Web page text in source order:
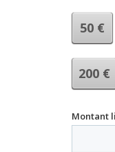
50 €
200 €
Montant